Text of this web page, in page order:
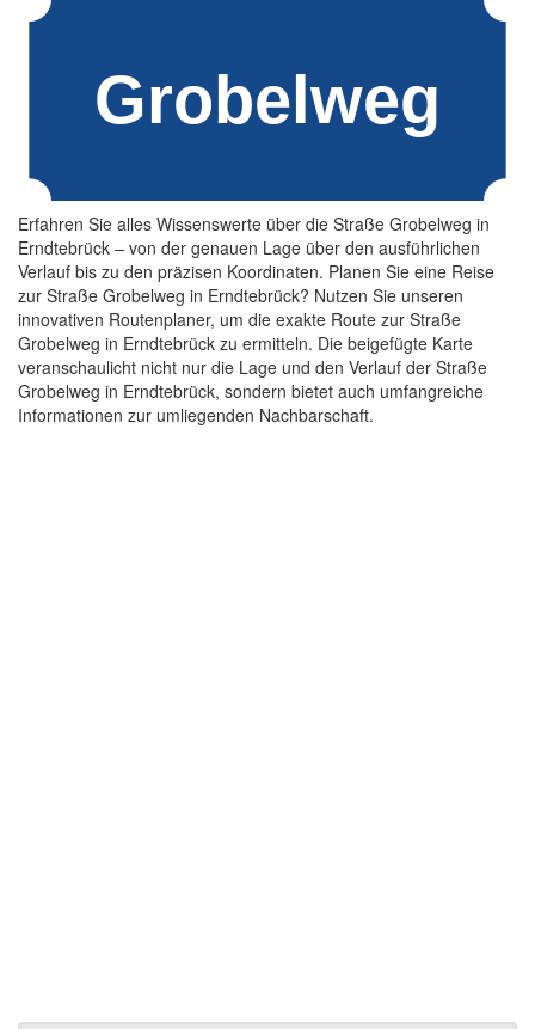
Erfahren Sie alles Wissenswerte über die Straße Grobelweg in
Erndtebrück – von der genauen Lage über den ausführlichen
Verlauf bis zu den präzisen Koordinaten. Planen Sie eine Reise
zur Straße Grobelweg in Erndtebrück? Nutzen Sie unseren
innovativen Routenplaner, um die exakte Route zur Straße
Grobelweg in Erndtebrück zu ermitteln. Die beigefügte Karte
veranschaulicht nicht nur die Lage und den Verlauf der Straße
Grobelweg in Erndtebrück, sondern bietet auch umfangreiche
Informationen zur umliegenden Nachbarschaft.